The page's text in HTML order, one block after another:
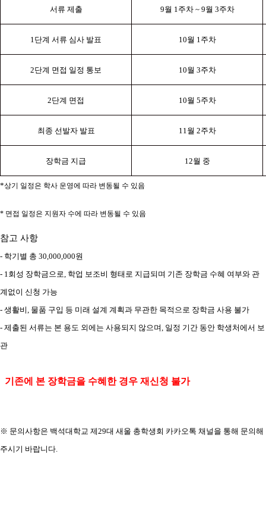
서류 제출 9월 1주차 ~ 9월 3주차
1단계 서류 심사 발표 10월 1주차
2단계 면접 일정 통보 10월 3주차
2단계 면접 10월 5주차
최종 선발자 발표 11월 2주차
장학금 지급 12월 중
*상기 일정은 학사 운영에 따라 변동될 수 있음
* 면접 일정은 지원자 수에 따라 변동될 수 있음
참고 사항
- 학기별 총 30,000,000원
- 1회성 장학금으로, 학업 보조비 형태로 지급되며 기존 장학금 수혜 여부와 관
계없이 신청 가능
- 생활비, 물품 구입 등 미래 설계 계획과 무관한 목적으로 장학금 사용 불가
- 제출된 서류는 본 용도 외에는 사용되지 않으며, 일정 기간 동안 학생처에서 보
관
기존에 본 장학금을 수혜한 경우 재신청 불가
※ 문의사항은 백석대학교 제29대 새울 총학생회 카카오톡 채널을 통해 문의해
주시기 바랍니다.